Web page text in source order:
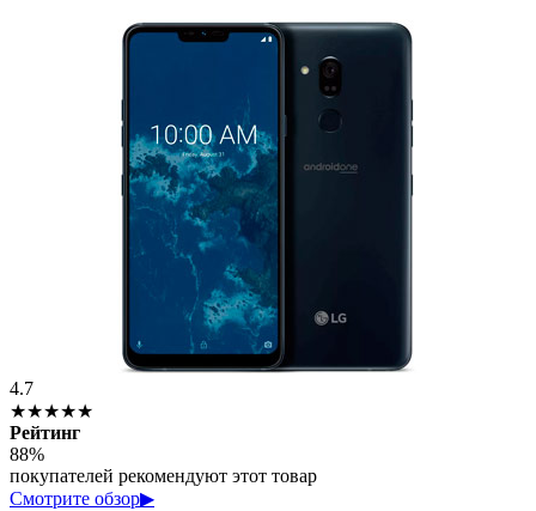
4.7
★★★★★
Рейтинг
88%
покупателей рекомендуют этот товар
Смотрите обзор▶